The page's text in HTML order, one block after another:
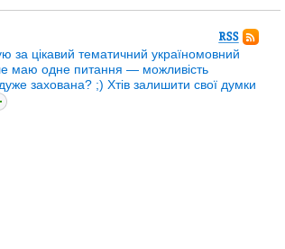
Підписатися
на
блогу
за цікавий тематичний україномовний
маю одне питання — можливість
захована? ;) Хтів залишити свої думки